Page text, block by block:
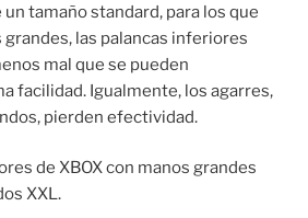
un tamaño standard, para los que
las palancas inferiores
mal que se pueden
facilidad. Igualmente, los agarres,
pierden efectividad.
de XBOX con manos grandes
XXL.